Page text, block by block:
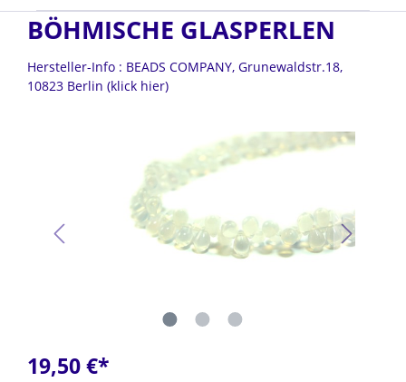
BÖHMISCHE GLASPERLEN
Hersteller-Info : BEADS COMPANY, Grunewaldstr.18,
10823 Berlin (klick hier)
19,50 €*